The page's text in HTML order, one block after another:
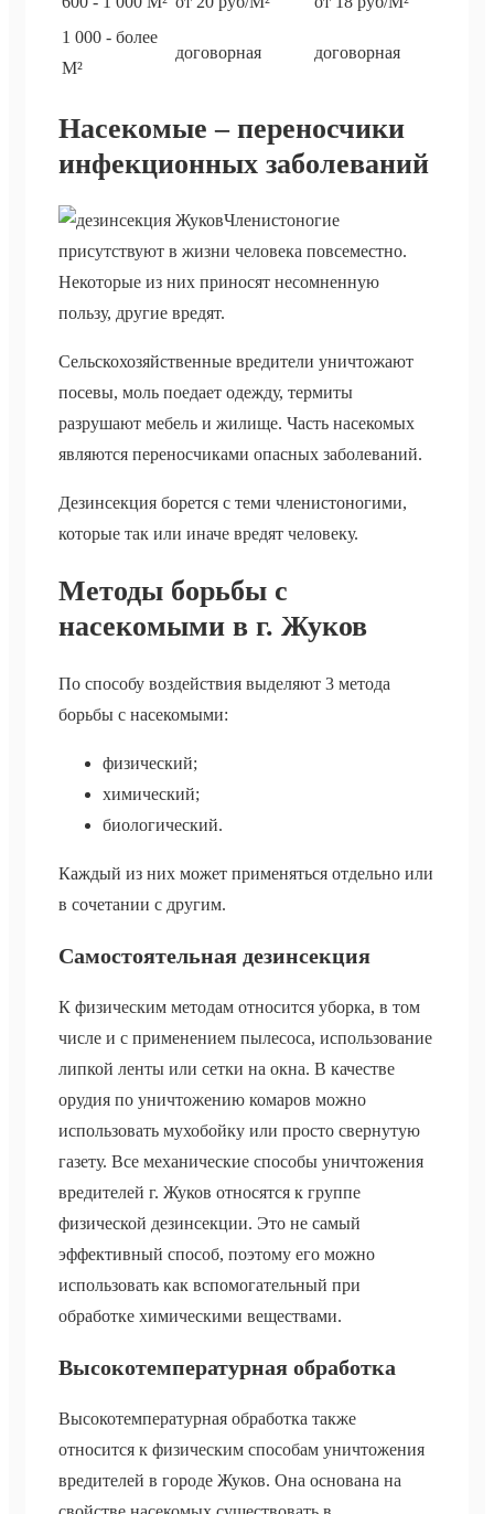
1 000 - более
М²
договорная договорная
Насекомые – переносчики
инфекционных заболеваний
Членистоногие
присутствуют в жизни человека повсеместно.
Некоторые из них приносят несомненную
пользу, другие вредят.
Сельскохозяйственные вредители уничтожают
посевы, моль поедает одежду, термиты
разрушают мебель и жилище. Часть насекомых
являются переносчиками опасных заболеваний.
Дезинсекция борется с теми членистоногими,
которые так или иначе вредят человеку.
Методы борьбы с
насекомыми в г. Жуков
По способу воздействия выделяют 3 метода
борьбы с насекомыми:
физический;
химический;
биологический.
Каждый из них может применяться отдельно или
в сочетании с другим.
Самостоятельная дезинсекция
К физическим методам относится уборка, в том
числе и с применением пылесоса, использование
липкой ленты или сетки на окна. В качестве
орудия по уничтожению комаров можно
использовать мухобойку или просто свернутую
газету. Все механические способы уничтожения
вредителей г. Жуков относятся к группе
физической дезинсекции. Это не самый
эффективный способ, поэтому его можно
использовать как вспомогательный при
обработке химическими веществами.
Высокотемпературная обработка
Высокотемпературная обработка также
относится к физическим способам уничтожения
вредителей в городе Жуков. Она основана на